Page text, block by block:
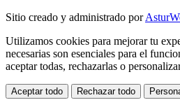
Sitio creado y administrado por
Utilizamos cookies para mejorar tu
necesarias son esenciales para el
aceptar todas, rechazarlas o
Aceptar todo Rechazar todo